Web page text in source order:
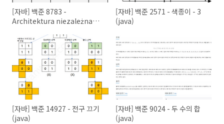
[자바] 백준 8783 -
Architektura niezależna
[자바] 백준 2571 - 색종이 - 3
(java)
[자바] 백준 14927 - 전구 끄기
(java)
[자바] 백준 9024 - 두 수의 합
(java)